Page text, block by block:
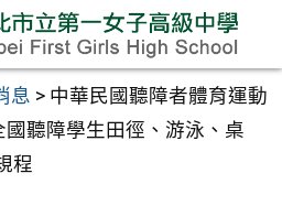
息 > 中華民國聽障者體育運動
聽障學生田徑、游泳、桌
程